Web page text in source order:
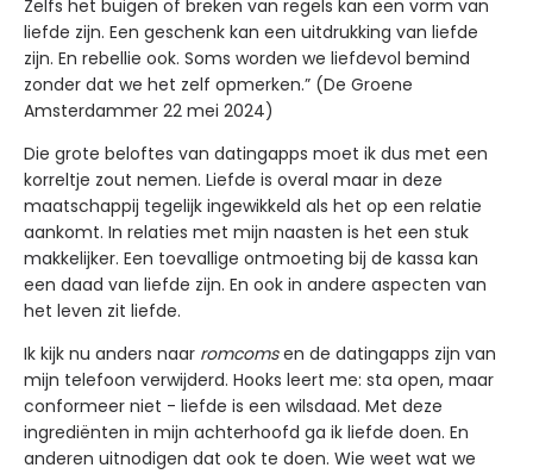
Zelfs het buigen of breken van regels kan een vorm van
liefde zijn. Een geschenk kan een uitdrukking van liefde
zijn. En rebellie ook. Soms worden we liefdevol bemind
zonder dat we het zelf opmerken.” (De Groene
Amsterdammer 22 mei 2024)
Die grote beloftes van datingapps moet ik dus met een
korreltje zout nemen. Liefde is overal maar in deze
maatschappij tegelijk ingewikkeld als het op een relatie
aankomt. In relaties met mijn naasten is het een stuk
makkelijker. Een toevallige ontmoeting bij de kassa kan
een daad van liefde zijn. En ook in andere aspecten van
het leven zit liefde.
Ik kijk nu anders naar romcomsen de datingapps zijn van
mijn telefoon verwijderd. Hooks leert me: sta open, maar
conformeer niet - liefde is een wilsdaad. Met deze
ingrediënten in mijn achterhoofd ga ik liefde doen. En
anderen uitnodigen dat ook te doen. Wie weet wat we